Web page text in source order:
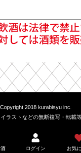
Copyright 2018 kurabisyu inc.
ラストなどの無断複写・転載
ログイン お気